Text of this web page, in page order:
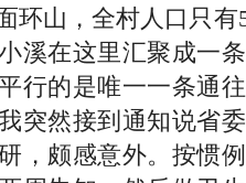
环山，全村人口只有
溪在这里汇聚成一
行的是唯一一条通
突然接到通知说省
，颇感意外。按惯